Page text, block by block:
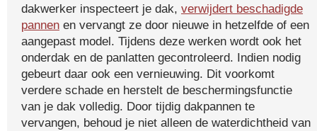
dakwerker inspecteert je dak, verwijdert beschadigde
pannen en vervangt ze door nieuwe in hetzelfde of een
aangepast model. Tijdens deze werken wordt ook het
onderdak en de panlatten gecontroleerd. Indien nodig
gebeurt daar ook een vernieuwing. Dit voorkomt
verdere schade en herstelt de beschermingsfunctie
van je dak volledig. Door tijdig dakpannen te
vervangen, behoud je niet alleen de waterdichtheid van